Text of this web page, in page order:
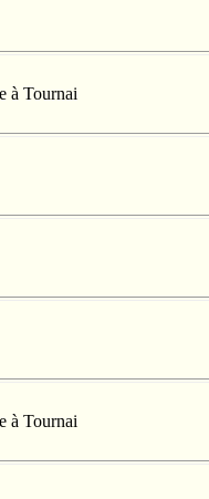
à Tournai
à Tournai